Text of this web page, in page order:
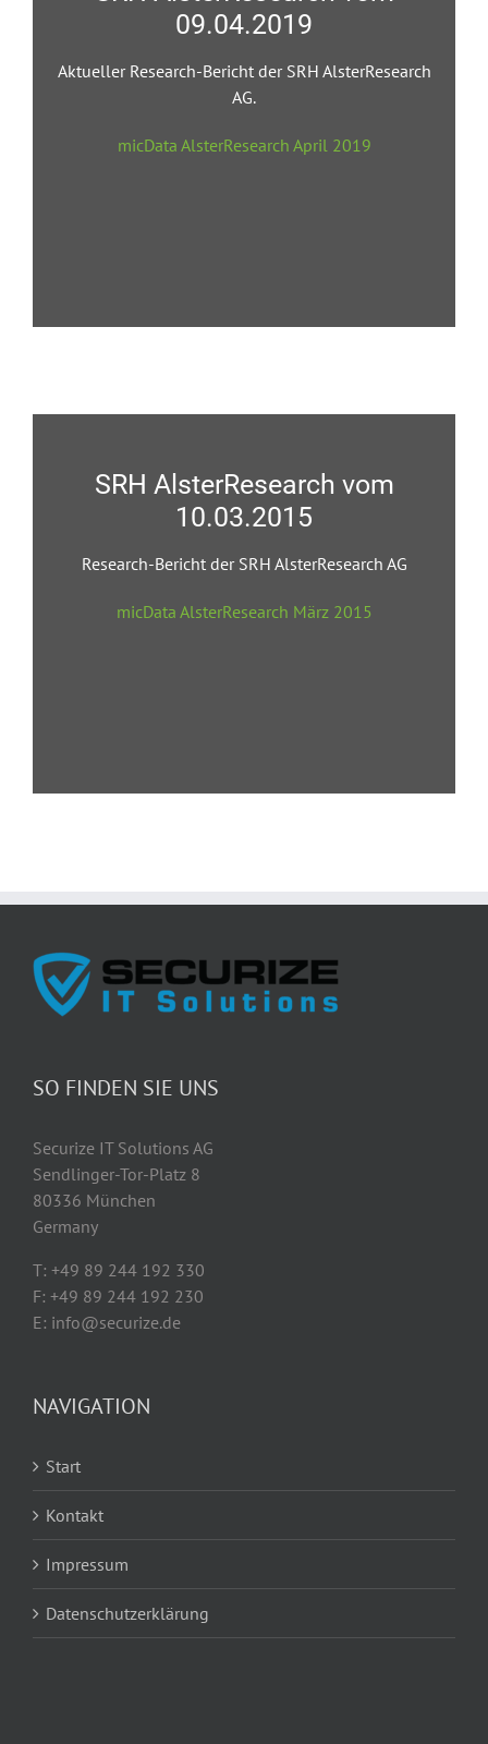
09.04.2019
Aktueller Research-Bericht der SRH AlsterResearch
AG.
micData AlsterResearch April 2019
SRH AlsterResearch vom
10.03.2015
Research-Bericht der SRH AlsterResearch AG
micData AlsterResearch März 2015
SO FINDEN SIE UNS
Securize IT Solutions AG
Sendlinger-Tor-Platz 8
80336 München
Germany
T: +49 89 244 192 330
F: +49 89 244 192 230
E: info@securize.de
NAVIGATION
Start
Kontakt
Impressum
Datenschutzerklärung